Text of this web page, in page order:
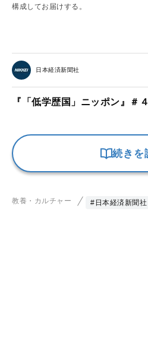
構成してお届けする。
日本経済新聞社
『「低学歴国」ニッポン』＃４
続きを
教養・カルチャー #日本経済新聞社